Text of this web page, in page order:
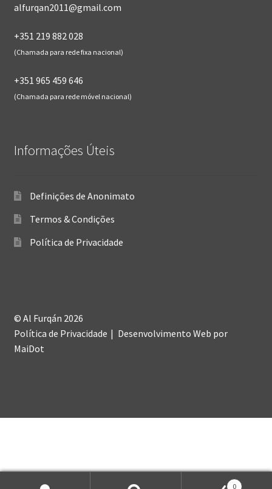
alfurqan2011@gmail.com
+351 219 882 028
(Chamada para rede fixa nacional)
+351 965 459 646
(Chamada para rede móvel nacional)
Informações Úteis
Definições de Anonimato
Termos & Condições
Política de Privacidade
© Al Furqán 2026
Política de Privacidade
Desenvolvimento Web por
MaiDot
0